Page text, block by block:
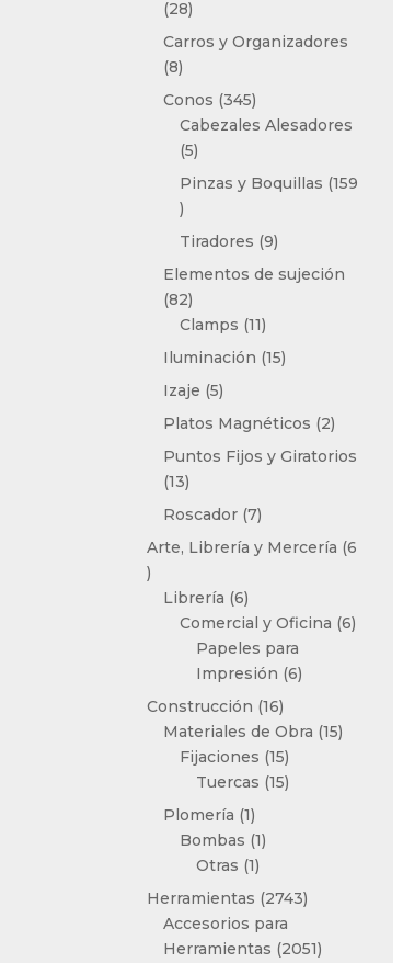
2828
productos
Carros y Organizadores
88
productos
Conos 345345
productos
Cabezales Alesadores
55
productos
Pinzas y Boquillas 159
159
productos
Tiradores 99
productos
Elementos de sujeción
8282
productos
Clamps 1111
productos
Iluminación 1515
Izaje 55
productos
Platos Magnéticos 22
productos
Puntos Fijos y Giratorios
1313
productos
Roscador 77
productos
Arte, Librería y Mercería 6
6
productos
Librería 66
productos
Comercial y Oficina 66
Papeles para
Impresión 66
Construcción 1616
productos
Materiales de Obra 1515
Fijaciones 1515
productos
Tuercas 1515
Plomería 11
producto
Bombas 11
Otras 11
producto
Herramientas 27432743
Accesorios para
Herramientas
20512051